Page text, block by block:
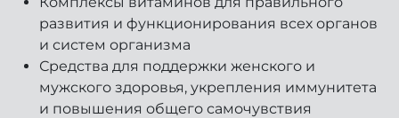
развития и функционирования всех органов
и систем организма
Средства для поддержки женского и
мужского здоровья, укрепления иммунитета
и повышения общего самочувствия